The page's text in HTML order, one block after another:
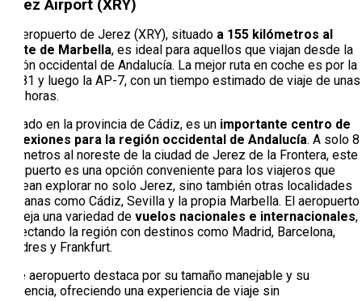
Jerez Airport (XRY)
El Aeropuerto de Jerez (XRY), situado a 155 kilómetros al
oeste de Marbella, es ideal para aquellos que viajan desde la
región occidental de Andalucía. La mejor ruta en coche es por la
A-381 y luego la AP-7, con un tiempo estimado de viaje de unas
dos horas.
Situado en la provincia de Cádiz, es un importante centro de
conexiones para la región occidental de Andalucía. A solo 8
kilómetros al noreste de la ciudad de Jerez de la Frontera, este
aeropuerto es una opción conveniente para los viajeros que
desean explorar no solo Jerez, sino también otras localidades
cercanas como Cádiz, Sevilla y la propia Marbella. El aeropuerto
maneja una variedad de vuelos nacionales e internacionales,
conectando la región con destinos como Madrid, Barcelona,
Londres y Frankfurt.
Este aeropuerto destaca por su tamaño manejable y su
eficiencia, ofreciendo una experiencia de viaje sin